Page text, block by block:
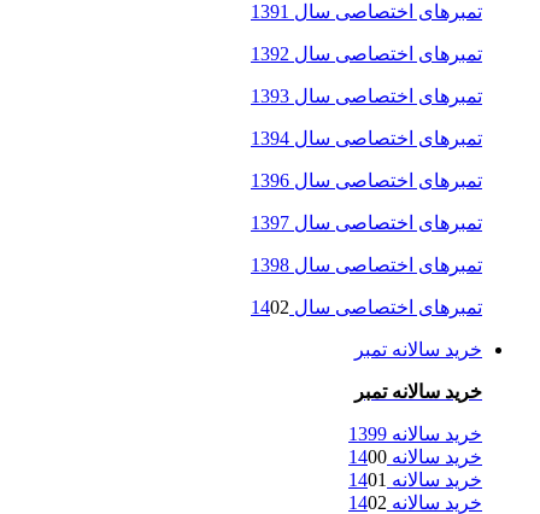
تمبرهای اختصاصی سال 1391
تمبرهای اختصاصی سال 1392
تمبرهای اختصاصی سال 1393
تمبرهای اختصاصی سال 1394
تمبرهای اختصاصی سال 1396
تمبرهای اختصاصی سال 1397
تمبرهای اختصاصی سال 1398
تمبرهای اختصاصی سال 14 02
خرید سالانه تمبر
خرید سالانه تمبر
خرید سالانه 1399
خرید سالانه 14 00
خرید سالانه 14 01
خرید سالانه 14 02